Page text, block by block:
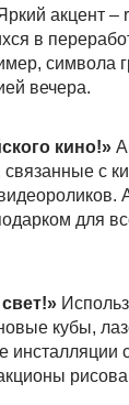
акцент –
в
символа
вечера.
кино!»
с
для
кубы,
инсталляции